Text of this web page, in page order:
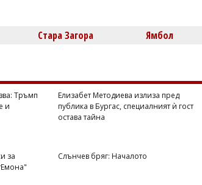
Стара Загора Ямбол
Тръмп
и
Елизабет Методиева излиза пред
публика в Бургас, специалният ѝ гост
остава тайна
за
Слънчев бряг: Началото